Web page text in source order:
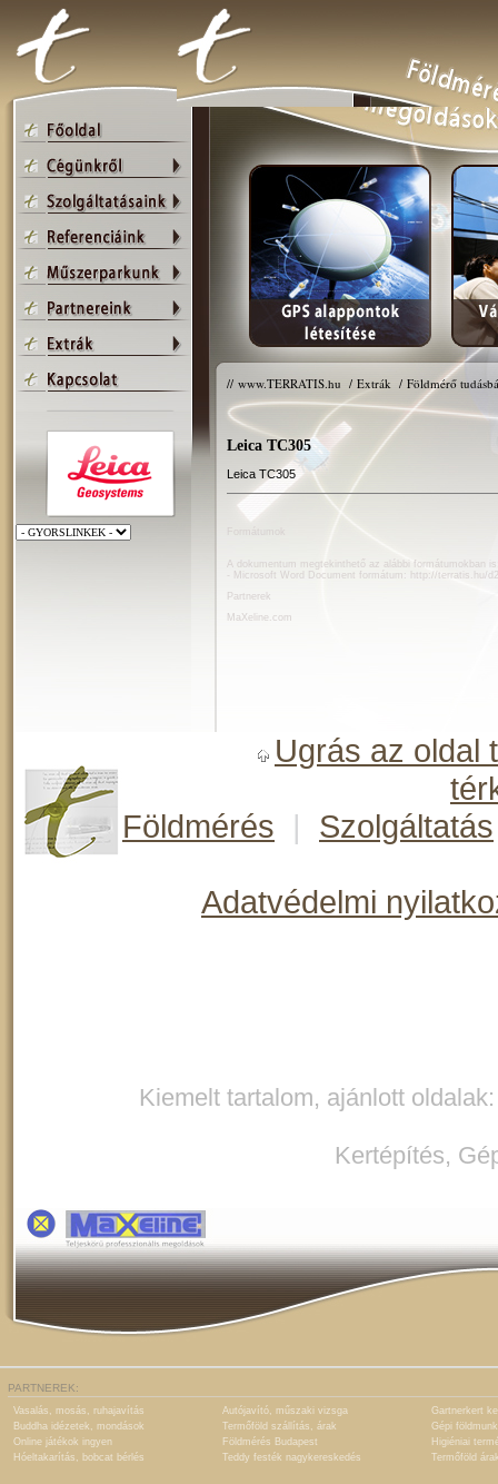
// www.TERRATIS.hu / Extrák / Földmérő
Leica TC305
Leica TC305
A dokumentum megtekinthető az alábbi formátumokban
- Microsoft Word Document formátum:
http://terratis.hu/
Partnerek
MaXeline.com
Ugrás az oldal
Földmérés
| Szolgáltatás
Adatvédelmi
Kiemelt tartalom, ajánlott
Kertépítés,
PARTNEREK:
Vasalás, mosás, ruhajavítás Autójavító, műszaki vizsga
Gartnerkert
Buddha idézetek, mondások
Termőföld szállítás, árak
Gépi
Online játékok ingyen
Földmérés Budapest
Higiéniai
Hóeltakarítás, bobcat bérlés
Teddy festék nagykereskedés Termőföld